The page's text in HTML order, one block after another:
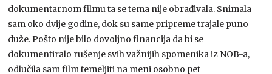
dokumentarnom filmu ta se tema nije obrađivala. Snimala
sam oko dvije godine, dok su same pripreme trajale puno
duže. Pošto nije bilo dovoljno financija da bi se
dokumentiralo rušenje svih važnijih spomenika iz NOB-a,
odlučila sam film temeljiti na meni osobno pet